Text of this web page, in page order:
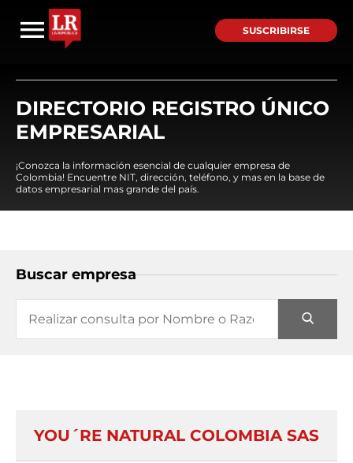
SUSCRIBIRSE
DIRECTORIO REGISTRO ÚNICO
EMPRESARIAL
¡Conozca la información esencial de cualquier empresa de
Colombia! Encuentre NIT, dirección, teléfono, y mas en la base de
datos empresarial mas grande del país.
Buscar empresa
YOU´RE NATURAL COLOMBIA SAS